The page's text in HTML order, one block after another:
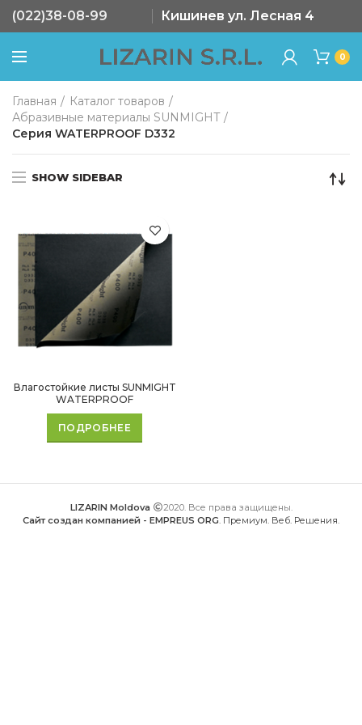
(022)38-08-99 Кишинев ул. Лесная 4
0
Главная
Каталог товаров
Абразивные материалы SUNMIGHT
Серия WATERPROOF D332
SHOW SIDEBAR
Влагостойкие листы SUNMIGHT
WATERPROOF
ПОДРОБНЕЕ
LIZARIN Moldova
2020. Все права защищены.
Сайт создан компанией - EMPREUS ORG. Премиум. Веб. Решения.